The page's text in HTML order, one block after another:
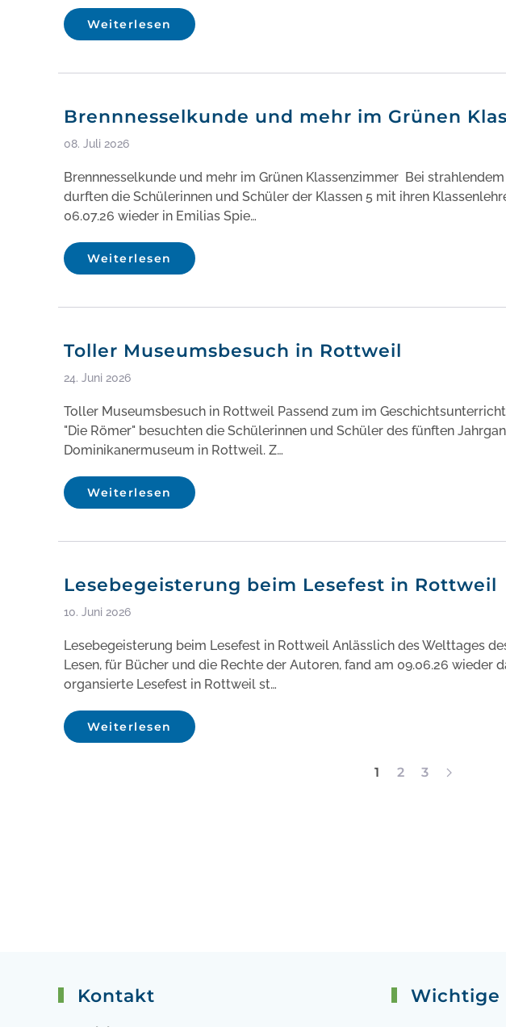
Weiterlesen
Brennnesselkunde und mehr im Grünen
08. Juli 2026
Brennnesselkunde und mehr im Grünen Klassenzimmer Bei
durften die Schülerinnen und Schüler der Klassen 5 mit ihren
06.07.26 wieder in Emilias Spie…
Weiterlesen
Toller Museumsbesuch in Rottweil
24. Juni 2026
Toller Museumsbesuch in Rottweil Passend zum im
"Die Römer" besuchten die Schülerinnen und Schüler des fünften
Dominikanermuseum in Rottweil. Z…
Weiterlesen
Lesebegeisterung beim Lesefest in Rottweil
10. Juni 2026
Lesebegeisterung beim Lesefest in Rottweil Anlässlich des Welttages
Lesen, für Bücher und die Rechte der Autoren, fand am 09.06.26 wieder
organsierte Lesefest in Rottweil st…
Weiterlesen
1 2 3
Kontakt Wichtige